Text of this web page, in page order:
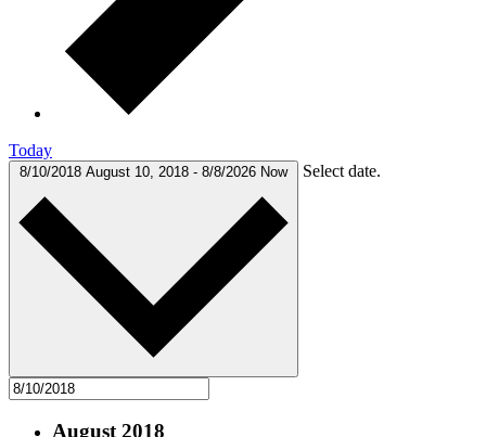
Today
8/10/2018 August 10, 2018 - 8/8/2026 Now Select date.
August 2018